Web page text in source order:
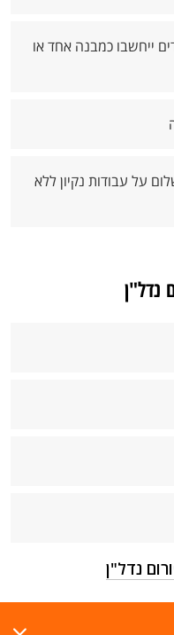
ייחשבו כמבנה אחד או
על עבודות נקיון ללא
נדל"ן
נדל"ן